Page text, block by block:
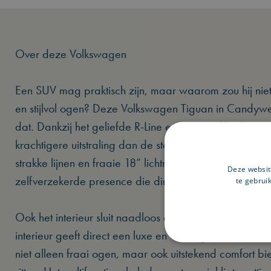
Over deze Volkswagen
Een SUV mag praktisch zijn, maar waarom zou hij
en stijlvol ogen? Deze Volkswagen Tiguan in
dat. Dankzij het geliefde R-Line exterieurpakket krijgt
krachtigere uitstraling dan de standaard uitvoering.
strakke lijnen en fraaie 18” lichtmetalen velgen geven
zelfverzekerde presence die direct opvalt.
Ook het interieur sluit naadloos aan bij die
interieur geeft direct een luxe en verzorgde indruk,
niet alleen fraai ogen, maar ook uitstekend comfort
Deze
te